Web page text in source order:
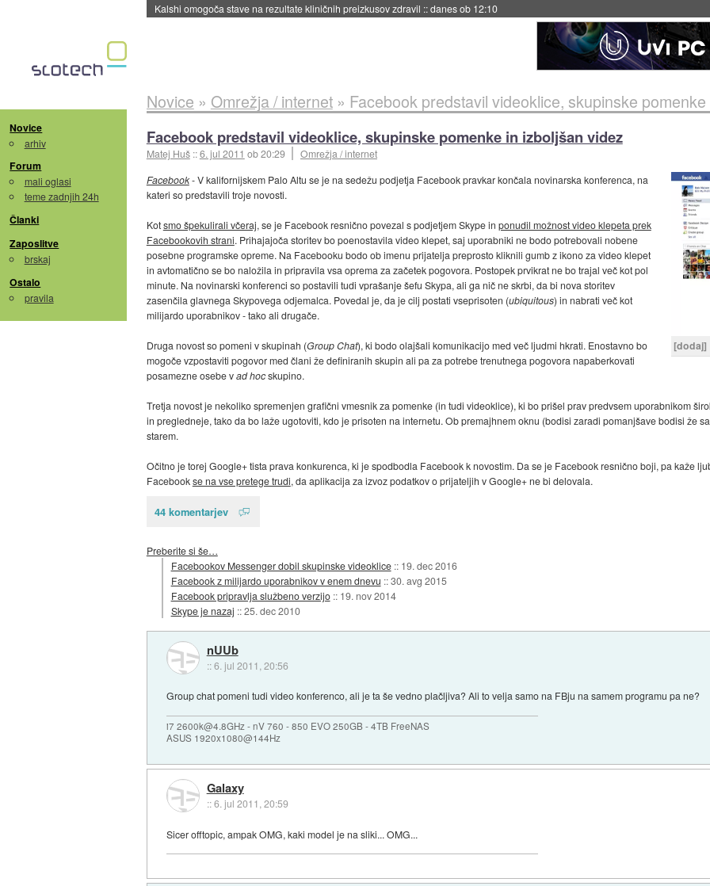
Sandisk že prodal več kot polovico SSD-jev za naslednji dve leti::danes ob 11:37
Novice
arhiv
Forum
mali oglasi
teme zadnjih 24h
Članki
Zaposlitve
brskaj
Ostalo
pravila
Novice » Omrežja / internet» Facebook predstavil videoklice, skupinske
Facebook predstavil videoklice, skupinske pomenke in izboljšan videz
Matej Huš ::6. jul 2011 ob 20:29 Omrežja / internet
[dodaj]
Facebook- V kalifornijskem Palo Altu se je na sedežu podjetja Facebook pravkar končala novinarska konferenca, na
kateri so predstavili troje novosti.
Kotsmo špekulirali včeraj, se je Facebook resnično povezal s podjetjem Skype in ponudil možnost video klepeta prek
Facebookovih strani. Prihajajoča storitev bo poenostavila video klepet, saj uporabniki ne bodo potrebovali nobene
posebne programske opreme. Na Facebooku bodo ob imenu prijatelja preprosto kliknili gumb z ikono za video klepet
in avtomatično se bo naložila in pripravila vsa oprema za začetek pogovora. Postopek prvikrat ne bo trajal več kot pol
minute. Na novinarski konferenci so postavili tudi vprašanje šefu Skypa, ali ga nič ne skrbi, da bi nova storitev
zasenčila glavnega Skypovega odjemalca. Povedal je, da je cilj postati vseprisoten (ubiquitous) in nabrati več kot
milijardo uporabnikov - tako ali drugače.
Druga novost so pomeni v skupinah (Group Chat), ki bodo olajšali komunikacijo med več ljudmi hkrati. Enostavno bo
mogoče vzpostaviti pogovor med člani že definiranih skupin ali pa za potrebe trenutnega pogovora napaberkovati
posamezne osebe vad hocskupino.
Tretja novost je nekoliko spremenjen grafični vmesnik za pomenke (in tudi videoklice), ki bo prišel prav predvsem uporabnikom
in pregledneje, tako da bo laže ugotoviti, kdo je prisoten na internetu. Ob premajhnem oknu (bodisi zaradi pomanjšave bodisi že
starem.
Očitno je torej Google+ tista prava konkurenca, ki je spodbodla Facebook k novostim. Da se je Facebook resnično boji, pa kaže
Facebookse na vse pretege trudi, da aplikacija za izvoz podatkov o prijateljih v Google+ ne bi delovala.
44 komentarjev
Preberite si še…
Facebookov Messenger dobil skupinske videoklice :: 19. dec 2016
Facebook z milijardo uporabnikov v enem dnevu ::30. avg 2015
Facebook pripravlja službeno verzijo :: 19. nov 2014
Skype je nazaj ::25. dec 2010
nUUb
::6. jul 2011, 20:56
Group chat pomeni tudi video konferenco, ali je ta še vedno plačljiva? Ali to velja samo na FBju na samem programu pa ne?
i7 2600k@4.8GHz - nV 760 - 850 EVO 250GB - 4TB FreeNAS
ASUS 1920x1080@144Hz
Galaxy
::6. jul 2011, 20:59
Sicer offtopic, ampak OMG, kaki model je na sliki... OMG...